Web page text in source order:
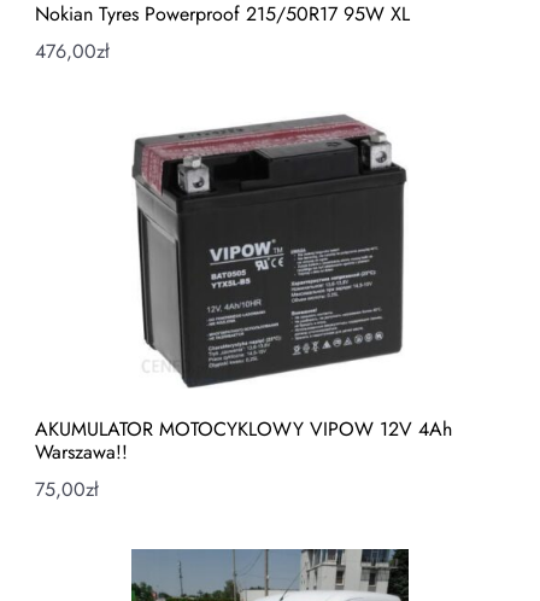
Nokian Tyres Powerproof 215/50R17 95W XL
476,00zł
AKUMULATOR MOTOCYKLOWY VIPOW 12V 4Ah
Warszawa!!
75,00zł